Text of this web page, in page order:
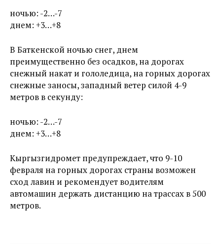
ночью: -2…-7
днем: +3…+8
В Баткенской ночью снег, днем
преимущественно без осадков, на дорогах
снежный накат и гололедица, на горных дорогах
снежные заносы, западный ветер силой 4-9
метров в секунду:
ночью: -2…-7
днем: +3…+8
Кыргызгидромет предупреждает, что 9-10
февраля на горных дорогах страны возможен
сход лавин и рекомендует водителям
автомашин держать дистанцию на трассах в 500
метров.